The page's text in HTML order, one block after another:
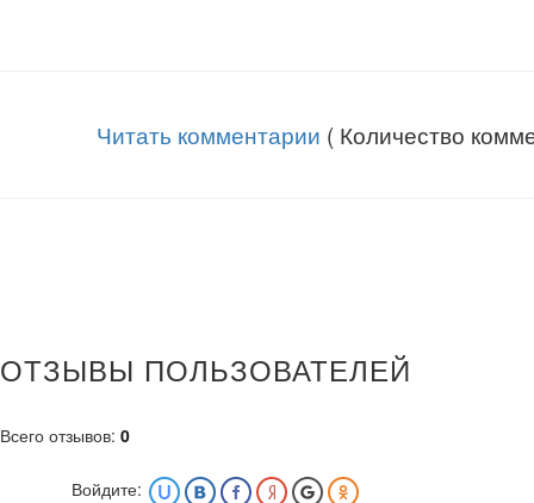
Читать комментарии ( Количество
ОТЗЫВЫ ПОЛЬЗОВАТЕЛЕЙ
Всего отзывов: 0
Войдите: